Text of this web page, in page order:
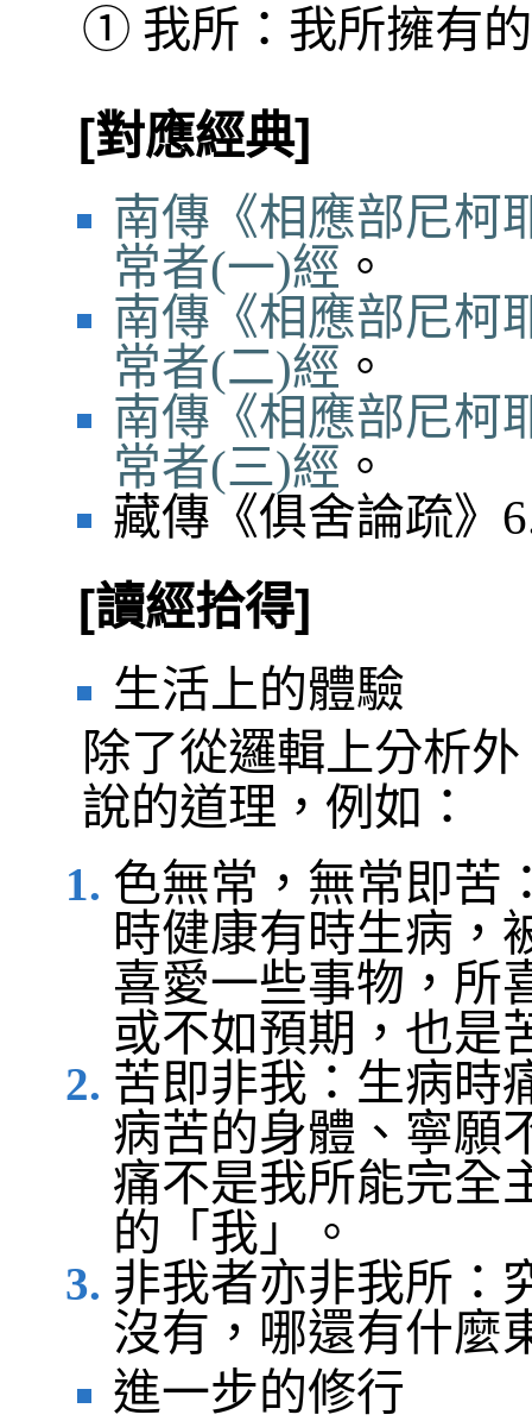
① 我所：我所擁有
[對應經典]
南傳《相應部尼柯
常者(一)經 。
南傳《相應部尼柯
常者(二)經 。
南傳《相應部尼柯
常者(三)經 。
藏傳《俱舍論疏》
[讀經拾得]
生活上的體驗
除了從邏輯上分析
說的道理，例如：
色無常，無常即苦
時健康有時生病，
喜愛一些事物，所
或不如預期，也是
苦即非我：生病時
病苦的身體、寧願
痛不是我所能完全
的「我」。
非我者亦非我所：
沒有，哪還有什麼
進一步的修行